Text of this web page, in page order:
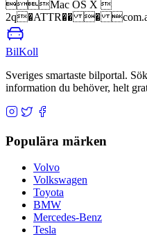
Mac OS X 
2q�ATTR�� �
BilKoll
Sveriges smartaste bilportal.
information du behöver, helt
Populära märken
Volvo
Volkswagen
Toyota
BMW
Mercedes-Benz
Tesla